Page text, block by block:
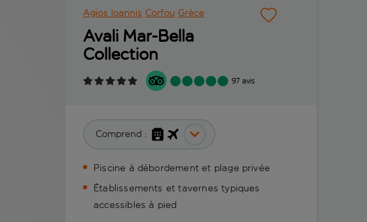
Agios Ioannis Corfou Grèce
Avali Mar-Bella
Collection
97 avis
Comprend :
Piscine à débordement et plage privée
Établissements et tavernes typiques
accessibles à pied